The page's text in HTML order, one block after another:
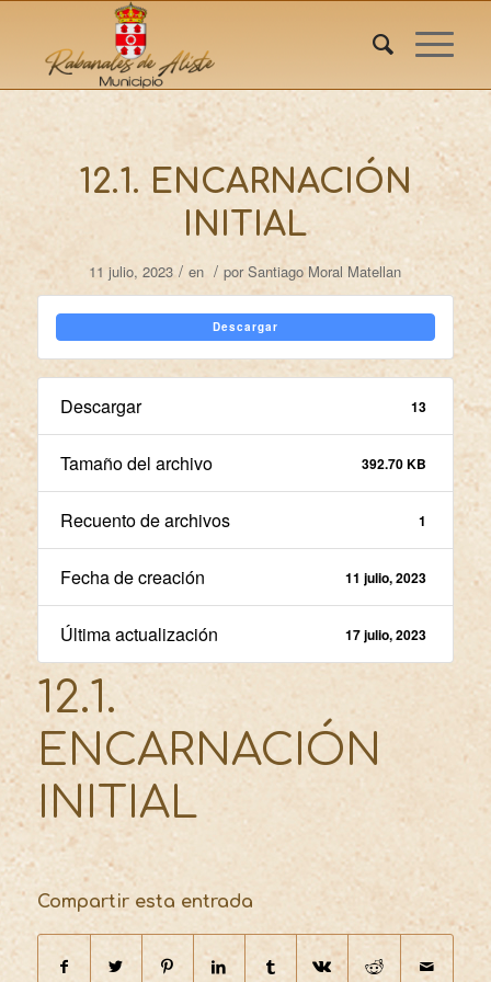
12.1. ENCARNACIÓN
INITIAL
11 julio, 2023 / en / porSantiago Moral Matellan
Descargar
Descargar 13
Tamaño del archivo 392.70 KB
Recuento de archivos 1
Fecha de creación 11 julio, 2023
Última actualización 17 julio, 2023
12.1.
ENCARNACIÓN
INITIAL
Compartir esta entrada